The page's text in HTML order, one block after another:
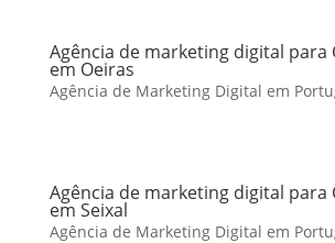
Agência de marketing digital para
em Oeiras
Agência de Marketing Digital em
Agência de marketing digital para
em Seixal
Agência de Marketing Digital em